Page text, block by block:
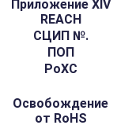
Приложение XIV
REACH
СЦИП №.
ПОП
РоХС
Освобождение
от RoHS